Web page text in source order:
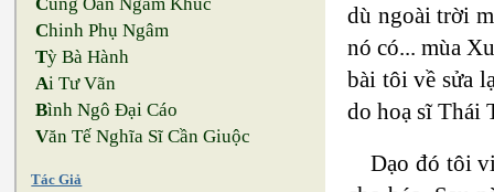
Chinh Phụ Ngâm
Tỳ Bà Hành
Ai Tư Vãn
Bình Ngô Đại Cáo
Văn Tế Nghĩa Sĩ Cần Giuộc
Tác Giả
dù ngoài trời
nó có... mùa
bài tôi về sửa
do hoạ sĩ Thái
Dạo đó tôi